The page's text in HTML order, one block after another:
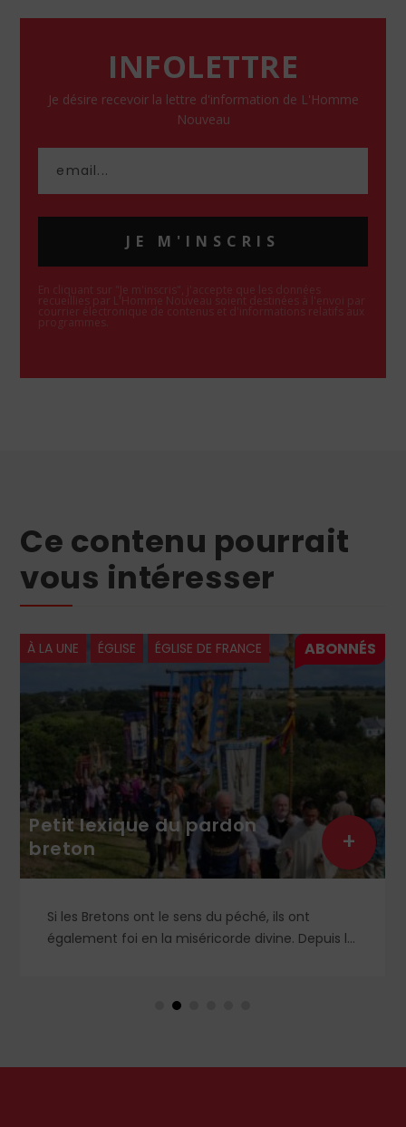
INFOLETTRE
Je désire recevoir la lettre d'information de L'Homme
Nouveau
JE M'INSCRIS
En cliquant sur "Je m'inscris", j'accepte que les données
recueillies par L'Homme Nouveau soient destinées à l'envoi par
courrier électronique de contenus et d'informations relatifs aux
programmes.
Ce contenu pourrait
vous intéresser
À LA UNE ÉGLISE ÉGLISE DE FRANCE
Petit lexique du pardon
breton
Si les Bretons ont le sens du péché, ils ont
également foi en la miséricorde divine. Depuis le
+